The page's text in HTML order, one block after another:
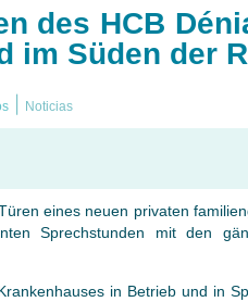
des HCB
im Süden der
Noticias
eines neuen privaten
Sprechstunden mit den
in Betrieb und in